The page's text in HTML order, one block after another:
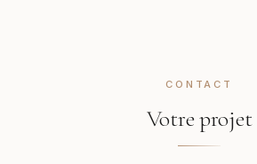
CONTACT
Votre projet